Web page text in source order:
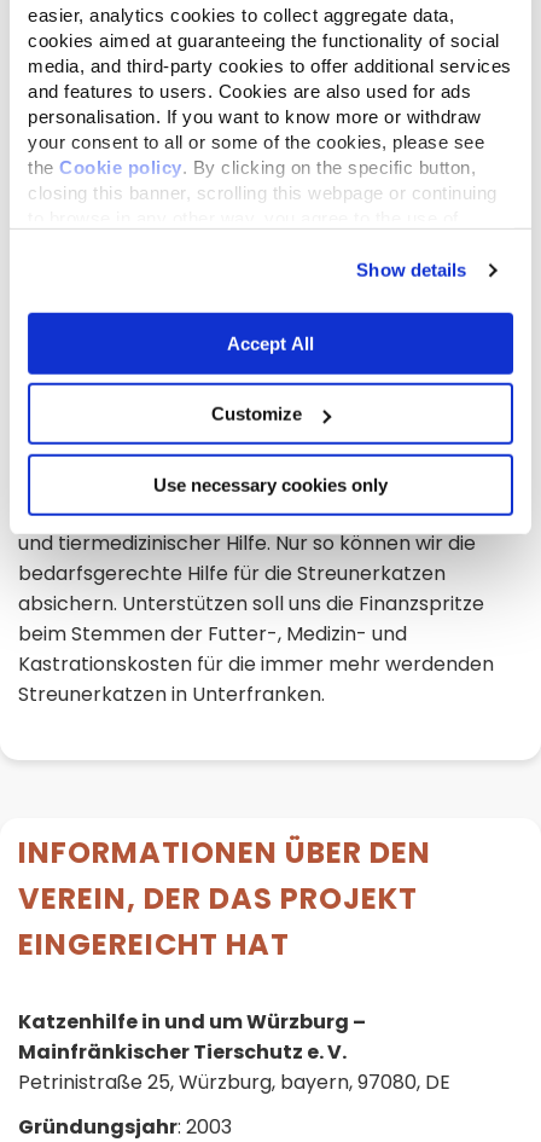
easier, analytics cookies to collect aggregate data,
cookies aimed at guaranteeing the functionality of social
media, and third-party cookies to offer additional services
and features to users. Cookies are also used for ads
personalisation. If you want to know more or withdraw
your consent to all or some of the cookies, please see
the Cookie policy. By clicking on the specific button,
closing this banner, scrolling this webpage or continuing
Show details
Accept All
Customize
Use necessary cookies only
Genesung und Sozialisierung in das jeweils individuell
passende Zuhause. Des Weiteren haben wir einige
Dauergäste, die nur schwer oder gar nicht
vermittelbar sind. Diese sehr scheuen und kranken
oder sehr alten Katzen dürfen unter stetiger
tierärztlicher Abschätzung als Patenkatzen auf
Dauerpflegestellen ihr Leben genießen. Zentral ist
um nachhaltig Verbesserungen zu bewirken,
Unsere Arbeit kostet viel Zeit, Nerven und vor allem
Geld. Wir sind dringend auf finanzielle Hilfe
angewiesen.
WICHTIGSTE ZU ERWARTENDE ERGEBNISSE
Wir hoffen auf finanzielle Hilfe für die weitere
Kastrationsarbeit sowie die Versorgung mit Futter
und tiermedizinischer Hilfe. Nur so können wir die
bedarfsgerechte Hilfe für die Streunerkatzen
absichern. Unterstützen soll uns die Finanzspritze
beim Stemmen der Futter-, Medizin- und
Kastrationskosten für die immer mehr werdenden
Streunerkatzen in Unterfranken.
INFORMATIONEN ÜBER DEN
VEREIN, DER DAS PROJEKT
EINGEREICHT HAT
Katzenhilfe in und um Würzburg –
Mainfränkischer Tierschutz e. V.
Petrinistraße 25, Würzburg, bayern, 97080, DE
Gründungsjahr: 2003